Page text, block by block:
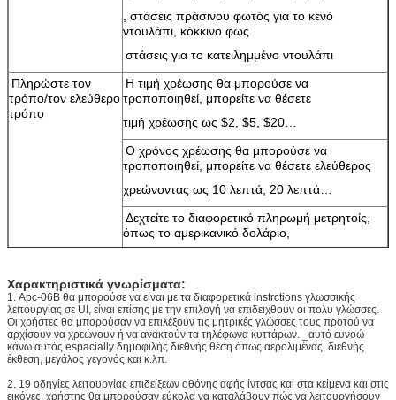
, στάσεις πράσινου φωτός για το κενό
ντουλάπι, κόκκινο φως
στάσεις για το κατειλημμένο ντουλάπι
Πληρώστε τον
τρόπο/τον ελεύθερο
τρόπο
Η τιμή χρέωσης θα μπορούσε να
τροποποιηθεί, μπορείτε να θέσετε
τιμή χρέωσης ως $2, $5, $20…
Ο χρόνος χρέωσης θα μπορούσε να
τροποποιηθεί, μπορείτε να θέσετε ελεύθερος
χρεώνοντας ως 10 λεπτά, 20 λεπτά…
Δεχτείτε το διαφορετικό πληρωμή μετρητοίς,
όπως το αμερικανικό δολάριο,
Δεχτείτε τη διαφορετική πληρωμή καρτών,
όπως το magstripe
κάρτα, κάρτα τσιπ, κάρτα RFID…
19 ίντσα LCD
Επιδείξτε και την οδηγία και τη διαφήμιση
λειτουργίας
Υποστηρίξτε και τα βίντεο και τις εικόνες
Χαρακτηριστικά γνωρίσματα:
1. Apc-06B θα μπορούσε να είναι με τα διαφορετικά instrctions γλωσσικής
λειτουργίας σε UI, είναι επίσης με την επιλογή να επιδειχθούν οι πολυ γλώσσες.
Οι χρήστες θα μπορούσαν να επιλέξουν τις μητρικές γλώσσες τους προτού να
αρχίσουν να χρεώνουν ή να ανακτούν τα τηλέφωνα κυττάρων. _αυτό ευνοώ
κάνω αυτός espacially δημοφιλής διεθνής θέση όπως αερολιμένας, διεθνής
έκθεση, μεγάλος γεγονός και κ.λπ.
2. 19 οδηγίες λειτουργίας επιδείξεων οθόνης αφής ίντσας και στα κείμενα και στις
εικόνες, χρήστης θα μπορούσαν εύκολα να καταλάβουν πώς να λειτουργήσουν